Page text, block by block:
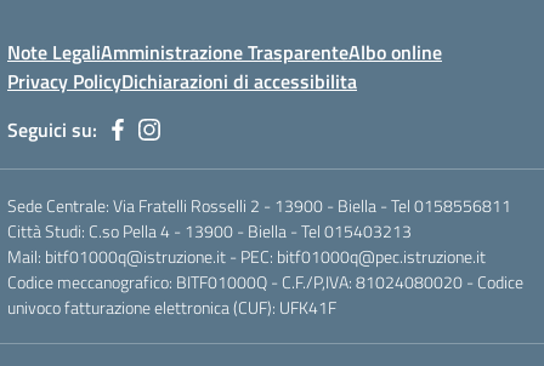
Note LegaliAmministrazione TrasparenteAlbo online
Privacy PolicyDichiarazioni di accessibilita
Seguici su:
Sede Centrale: Via Fratelli Rosselli 2 - 13900 - Biella - Tel 0158556811
Città Studi: C.so Pella 4 - 13900 - Biella - Tel 015403213
Mail: bitf01000q@istruzione.it- PEC: bitf01000q@pec.istruzione.it
Codice meccanografico: BITF01000Q - C.F./P,IVA: 81024080020 - Codice
univoco fatturazione elettronica (CUF): UFK41F